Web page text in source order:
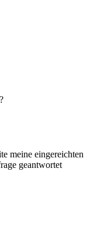
meine eingereichten
geantwortet